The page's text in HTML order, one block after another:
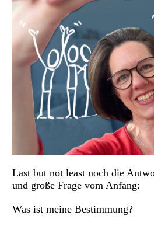
Last but not least noch die
und große Frage vom Anfang:
Was ist meine Bestimmung?